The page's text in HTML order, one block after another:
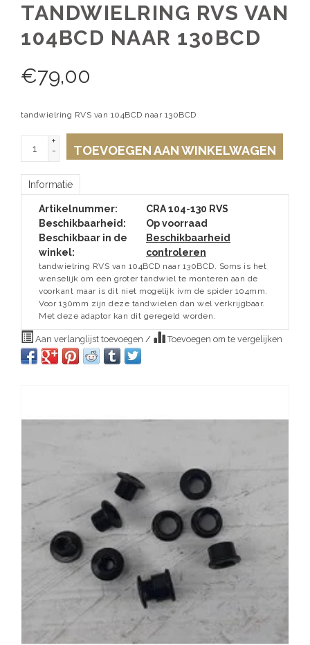
TANDWIELRING RVS VAN
104BCD NAAR 130BCD
€79,00
tandwielring RVS van 104BCD naar 130BCD
+
-
TOEVOEGEN AAN WINKELWAGEN
Informatie
Artikelnummer:
CRA 104-130 RVS
Beschikbaarheid:
Op voorraad
Beschikbaar in de
winkel:
Beschikbaarheid
controleren
tandwielring RVS van 104BCD naar 130BCD. Soms is het
wenselijk om een groter tandwiel te monteren aan de
voorkant maar is dit niet mogelijk ivm de spider 104mm.
Voor 130mm zijn deze tandwielen dan wel verkrijgbaar.
Met deze adaptor kan dit geregeld worden.
Aan verlanglijst toevoegen / Toevoegen om te vergelijken